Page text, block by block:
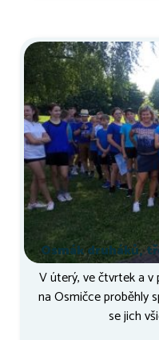
Osmák druháků,
V úterý, ve čtvrtek a v
na Osmičce proběhly
se jich